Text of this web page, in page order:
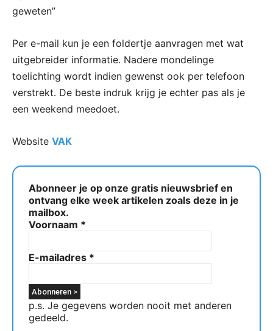
geweten”
Per e-mail kun je een foldertje aanvragen met wat
uitgebreider informatie. Nadere mondelinge
toelichting wordt indien gewenst ook per telefoon
verstrekt. De beste indruk krijg je echter pas als je
een weekend meedoet.
Website VAK
Abonneer je op onze gratis nieuwsbrief en
ontvang elke week artikelen zoals deze in je
mailbox.
Voornaam *
E-mailadres *
p.s. Je gegevens worden nooit met anderen
gedeeld.